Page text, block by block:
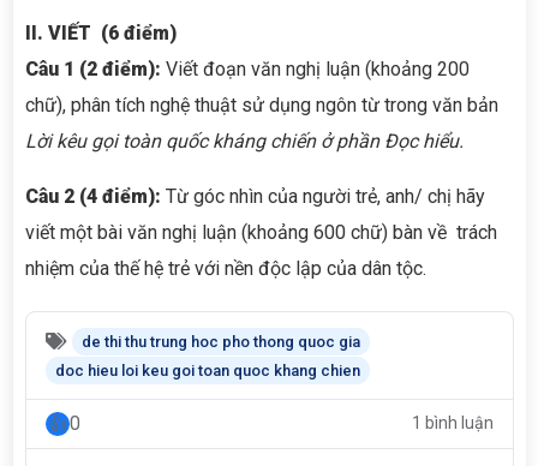
II. VIẾT (6 điểm)
Câu 1 (2 điểm): Viết đoạn văn nghị luận (khoảng 200
chữ), phân tích nghệ thuật sử dụng ngôn từ trong văn bản
Lời kêu gọi toàn quốc kháng chiếnở phần Đọc hiểu.
Câu 2 (4 điểm): Từ góc nhìn của người trẻ, anh/ chị hãy
viết một bài văn nghị luận (khoảng 600 chữ) bàn về trách
nhiệm của thế hệ trẻ với nền độc lập của dân tộc.
de thi thu trung hoc pho thong quoc gia
doc hieu loi keu goi toan quoc khang chien
0 1 bình luận